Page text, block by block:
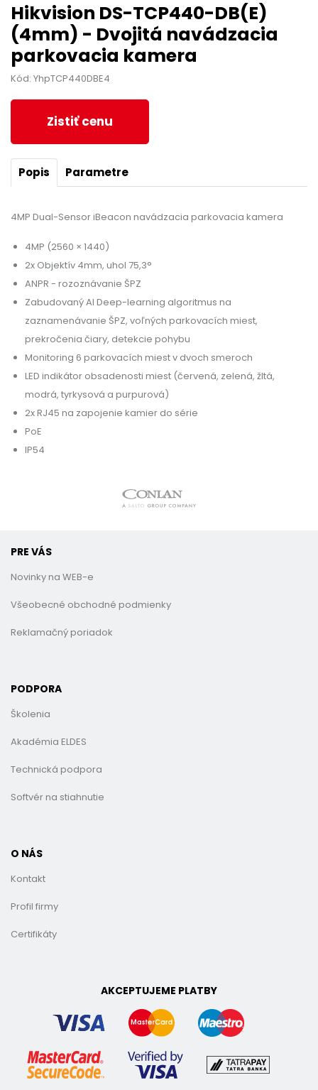
Hikvision DS-TCP440-DB(E)
(4mm) - Dvojitá navádzacia
parkovacia kamera
Kód: YhpTCP440DBE4
Zistiť cenu
Popis Parametre
4MP Dual-Sensor iBeacon navádzacia parkovacia kamera
4MP (2560 × 1440)
2x Objektív 4mm, uhol 75,3°
ANPR - rozoznávanie ŠPZ
Zabudovaný AI Deep-learning algoritmus na
zaznamenávanie ŠPZ, voľných parkovacích miest,
prekročenia čiary, detekcie pohybu
Monitoring 6 parkovacích miest v dvoch smeroch
LED indikátor obsadenosti miest (červená, zelená, žltá,
modrá, tyrkysová a purpurová)
2x RJ45 na zapojenie kamier do série
PoE
IP54
PRE VÁS
Novinky na WEB-e
Všeobecné obchodné podmienky
Reklamačný poriadok
PODPORA
Školenia
Akadémia ELDES
Technická podpora
Softvér na stiahnutie
O NÁS
Kontakt
Profil firmy
Certifikáty
AKCEPTUJEME PLATBY